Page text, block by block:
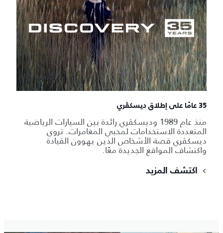
35 عامًا على إطلاق ديسكڤري
منذ عام 1989 وديسكڤري رائدة بين السيارات الرياضية
المتعددة الاستخدامات لمحبي المغامرات. تروي
ديسكڤري قصة الأشخاص الذين يهوون القيادة
واكتشاف المواقع الجديدة معًا.
اكتشف المزيد